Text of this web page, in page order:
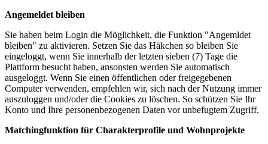
Angemeldet bleiben
Sie haben beim Login die Möglichkeit, die Funktion "Angemldet
bleiben" zu aktivieren. Setzen Sie das Häkchen so bleiben Sie
eingeloggt, wenn Sie innerhalb der letzten sieben (7) Tage die
Plattform besucht haben, ansonsten werden Sie automatisch
ausgeloggt. Wenn Sie einen öffentlichen oder freigegebenen
Computer verwenden, empfehlen wir, sich nach der Nutzung immer
auszuloggen und/oder die Cookies zu löschen. So schützen Sie Ihr
Konto und Ihre personenbezogenen Daten vor unbefugtem Zugriff.
Matchingfunktion für Charakterprofile und Wohnprojekte